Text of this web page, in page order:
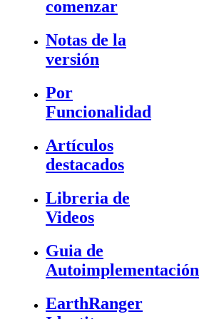
comenzar
Notas de la
versión
Por
Funcionalidad
Artículos
destacados
Libreria de
Videos
Guia de
Autoimplementación
EarthRanger